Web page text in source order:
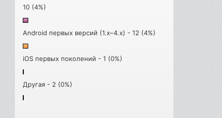
10 (4%)
Android первых версий (1.x–4.x) - 12 (4%)
iOS первых поколений - 1 (0%)
Другая - 2 (0%)